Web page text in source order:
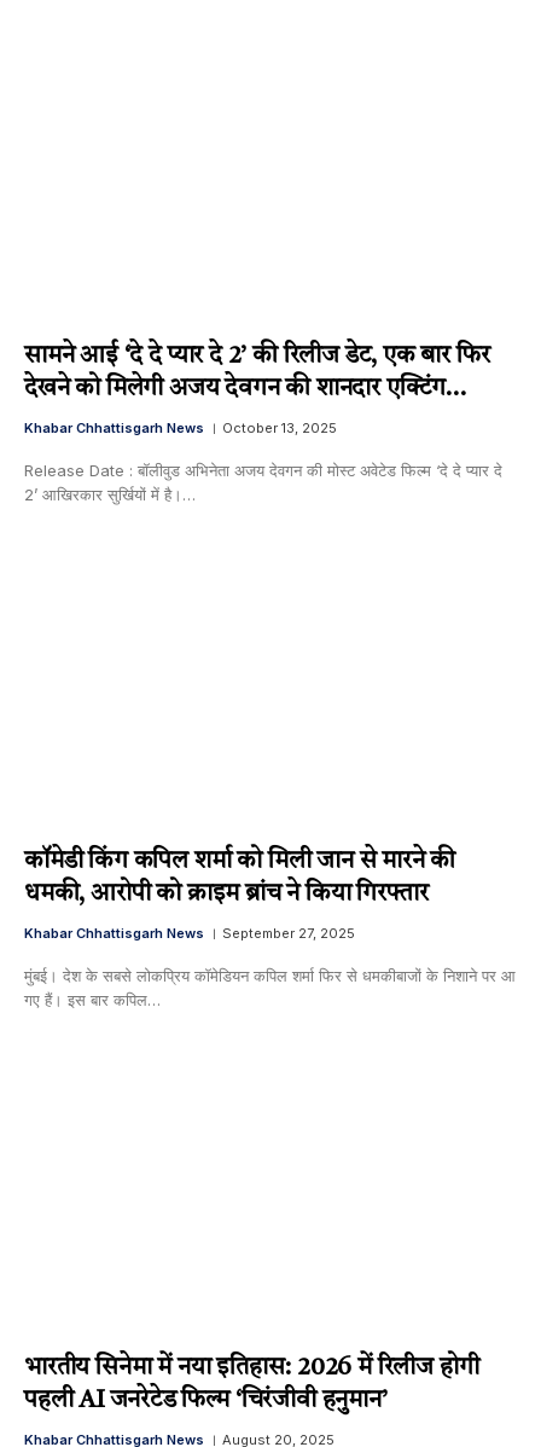
सामने आई ‘दे दे प्यार दे 2’ की रिलीज डेट, एक बार फिर
देखने को मिलेगी अजय देवगन की शानदार एक्टिंग…
Khabar Chhattisgarh News October 13, 2025
Release Date : बॉलीवुड अभिनेता अजय देवगन की मोस्ट अवेटेड फिल्म ‘दे दे प्यार दे
2’ आखिरकार सुर्खियों में है।…
कॉमेडी किंग कपिल शर्मा को मिली जान से मारने की
धमकी, आरोपी को क्राइम ब्रांच ने किया गिरफ्तार
Khabar Chhattisgarh News September 27, 2025
मुंबई। देश के सबसे लोकप्रिय कॉमेडियन कपिल शर्मा फिर से धमकीबाजों के निशाने पर आ
गए हैं। इस बार कपिल…
भारतीय सिनेमा में नया इतिहास: 2026 में रिलीज होगी
पहली AI जनरेटेड फिल्म ‘चिरंजीवी हनुमान’
Khabar Chhattisgarh News August 20, 2025